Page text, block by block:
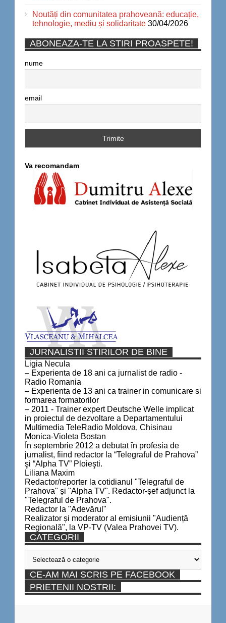
Noutăți din comunitatea prahoveană: educație,
tehnologie, mediu și solidaritate 30/04/2026
ABONEAZA-TE LA STIRI PROASPETE!
nume
email
Va recomandam
JURNALISTII STIRILOR DE BINE
Ligia Necula
– Experienta de 18 ani ca jurnalist de radio -
Radio Romania
– Experienta de 13 ani ca trainer in comunicare si
formarea formatorilor
– 2011 - Trainer expert Deutsche Welle implicat
in proiectul de dezvoltare a Departamentului
Multimedia TeleRadio Moldova, Chisinau
Monica-Violeta Bostan
În septembrie 2012 a debutat în profesia de
jurnalist, fiind redactor la “Telegraful de Prahova”
şi “Alpha TV” Ploieşti.
Liliana Maxim
Redactor/reporter la cotidianul "Telegraful de
Prahova" și "Alpha TV". Redactor-șef adjunct la
"Telegraful de Prahova".
Redactor la "Adevărul"
Realizator și moderator al emisiunii "Audiență
Regională", la VP-TV (Valea Prahovei TV).
CATEGORII
Categorii
CE-AM MAI SCRIS PE FACEBOOK
PRIETENII NOSTRII: